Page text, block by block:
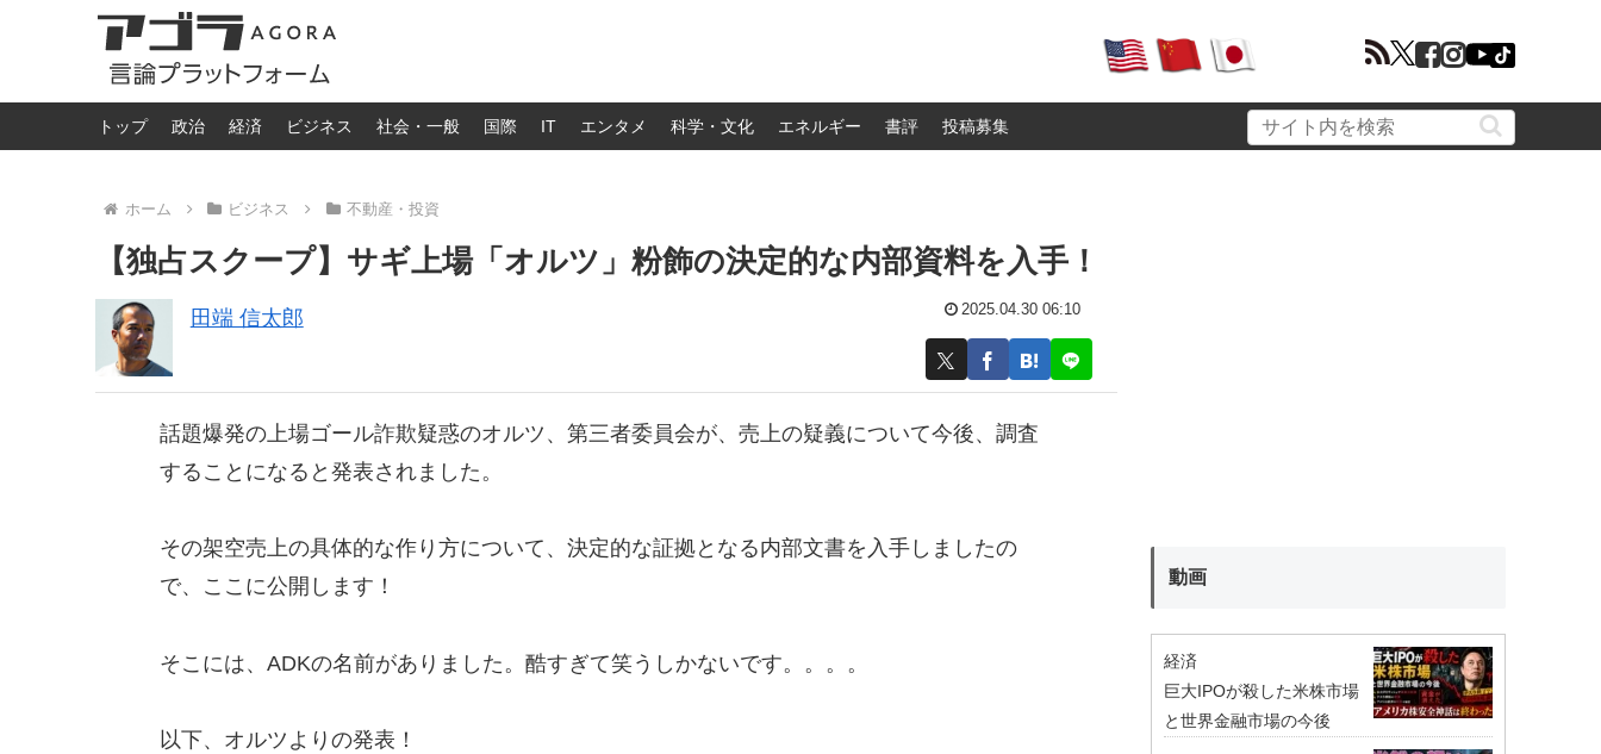
トップ 政治 経済 ビジネス 社会・一般 国際 IT エンタメ 科学・文化 エネルギー 書評 投稿募集
ホーム ビジネス 不動産・投資
【独占スクープ】サギ上場「オルツ」粉飾の決定的な内部資料を入手！
田端 信太郎 2025.04.30 06:10
話題爆発の上場ゴール詐欺疑惑のオルツ、第三者委員会が、売上の疑義について今後、調査
することになると発表されました。
その架空売上の具体的な作り方について、決定的な証拠となる内部文書を入手しましたの
で、ここに公開します！
そこには、ADKの名前がありました。酷すぎて笑うしかないです。。。。
以下、オルツよりの発表！
動画
経済
巨大IPOが殺した米株市場
と世界金融市場の今後